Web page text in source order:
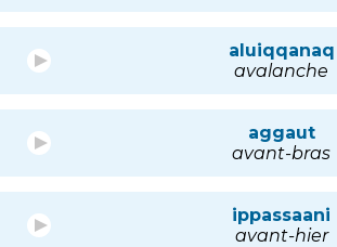
aluiqqanaq
avalanche
aggaut
avant-bras
ippassaani
avant-hier